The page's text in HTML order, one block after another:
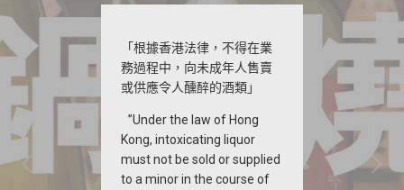
「根據香港法律，不得在業
務過程中，向未成年人售賣
或供應令人醺醉的酒類」
”Under the law of Hong
Kong, intoxicating liquor
must not be sold or supplied
to a minor in the course of